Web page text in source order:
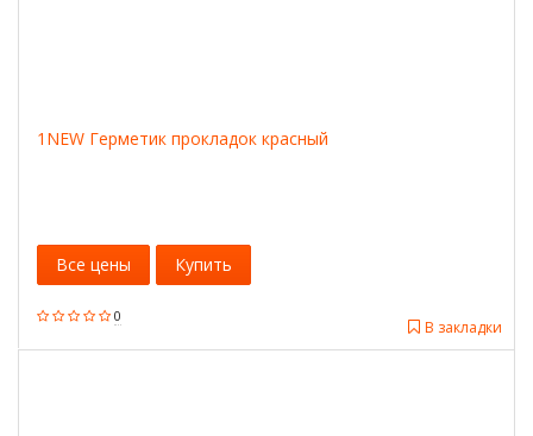
1NEW Герметик прокладок красный
0
В закладки
Все цены Купить